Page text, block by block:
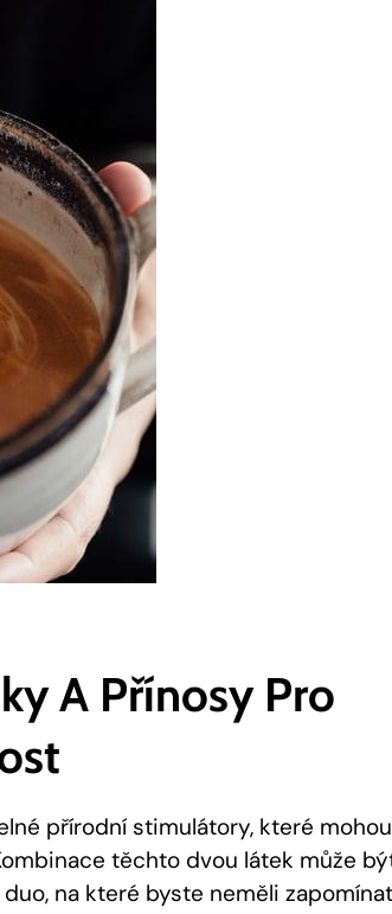
A Přínosy Pro
přírodní stimulátory, které
těchto dvou látek může
na které byste neměli